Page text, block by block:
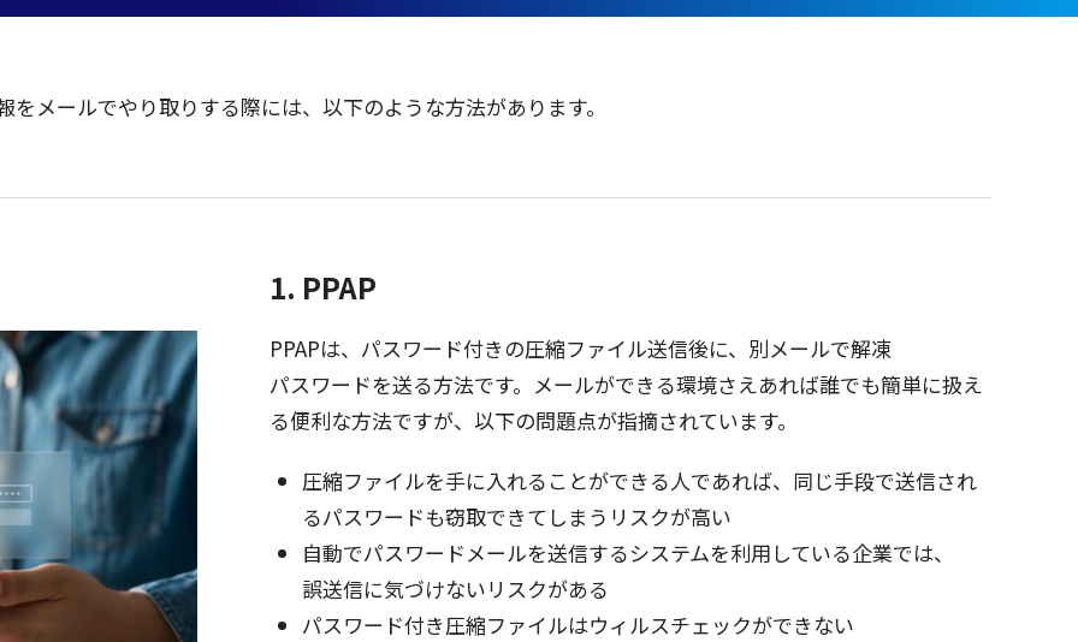
をメールでやり取りする際には、以下のような方法があります。
1. PPAP
PPAPは、 パスワード付きの圧縮ファイル送信後に、別メールで解凍
パスワードを送る方法です。 メールができる環境さえあれば誰でも簡単に扱え
る便利な方法ですが、 以下の問題点が指摘されています。
圧縮ファイルを手に入れることができる人であれば、同じ手段で送信され
るパスワードも窃取できてしまう リスクが高い
自動でパスワードメールを送信するシステムを利用 している企業では、
誤送信に気づけないリスクがある
パスワード付き圧縮ファイルはウィルスチェックができない